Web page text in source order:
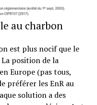
au charbon
est plus nocif que le
position de la
Europe (pas tous,
préférer les EnR au
solution a des